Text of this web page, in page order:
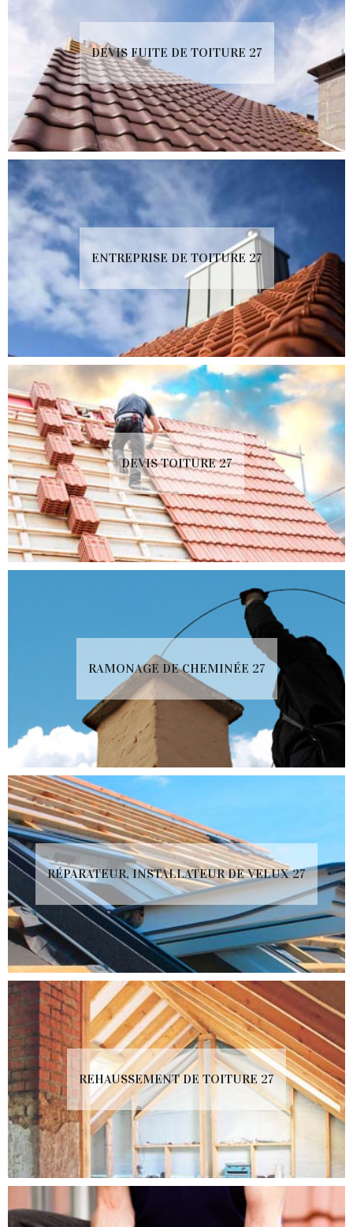
DEVIS FUITE DE TOITURE 27
ENTREPRISE DE TOITURE 27
DEVIS TOITURE 27
RAMONAGE DE CHEMINÉE 27
RÉPARATEUR, INSTALLATEUR DE VELUX 27
REHAUSSEMENT DE TOITURE 27